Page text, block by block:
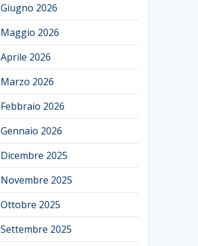
Giugno 2026
Maggio 2026
Aprile 2026
Marzo 2026
Febbraio 2026
Gennaio 2026
Dicembre 2025
Novembre 2025
Ottobre 2025
Settembre 2025